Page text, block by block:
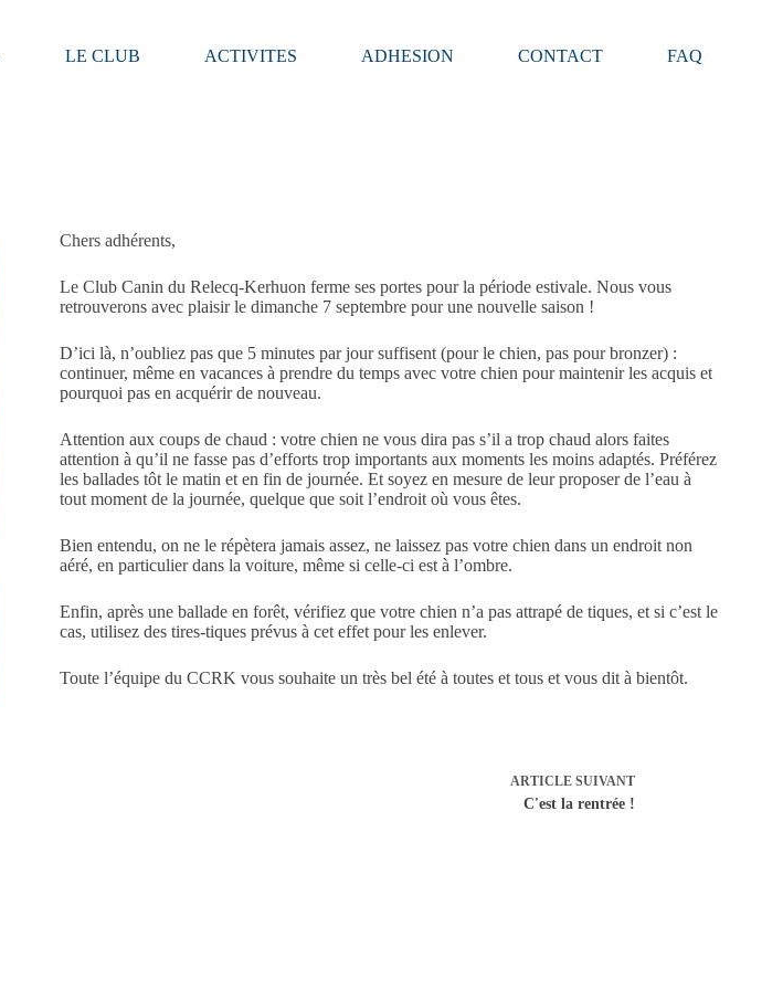
LE CLUB ACTIVITES ADHESION CONTACT FAQ
Chers adhérents,
Le Club Canin du Relecq-Kerhuon ferme ses portes pour la période estivale. Nous vous
retrouverons avec plaisir le dimanche 7 septembre pour une nouvelle saison !
D’ici là, n’oubliez pas que 5 minutes par jour suffisent (pour le chien, pas pour bronzer) :
continuer, même en vacances à prendre du temps avec votre chien pour maintenir les acquis et
pourquoi pas en acquérir de nouveau.
Attention aux coups de chaud : votre chien ne vous dira pas s’il a trop chaud alors faites
attention à qu’il ne fasse pas d’efforts trop importants aux moments les moins adaptés. Préférez
les ballades tôt le matin et en fin de journée. Et soyez en mesure de leur proposer de l’eau à
tout moment de la journée, quelque que soit l’endroit où vous êtes.
Bien entendu, on ne le répètera jamais assez, ne laissez pas votre chien dans un endroit non
aéré, en particulier dans la voiture, même si celle-ci est à l’ombre.
Enfin, après une ballade en forêt, vérifiez que votre chien n’a pas attrapé de tiques, et si c’est le
cas, utilisez des tires-tiques prévus à cet effet pour les enlever.
Toute l’équipe du CCRK vous souhaite un très bel été à toutes et tous et vous dit à bientôt.
ARTICLESUIVANT
C'est la rentrée !